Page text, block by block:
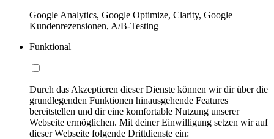
Google Analytics, Google Optimize, Clarity, Google
Kundenrezensionen, A/B-Testing
Funktional
Durch das Akzeptieren dieser Dienste können wir dir über die
grundlegenden Funktionen hinausgehende Features
bereitstellen und dir eine komfortable Nutzung unserer
Webseite ermöglichen. Mit deiner Einwilligung setzen wir auf
dieser Webseite folgende Drittdienste ein: